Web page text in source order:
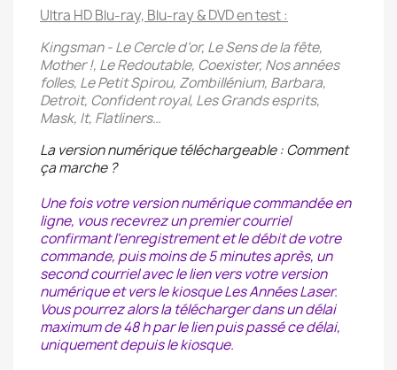
Ultra HD Blu-ray, Blu-ray & DVD en test :
Kingsman - Le Cercle d’or, Le Sens de la fête,
Mother !, Le Redoutable, Coexister, Nos années
folles, Le Petit Spirou, Zombillénium, Barbara,
Detroit, Confident royal, Les Grands esprits,
Mask, It, Flatliners…
La version numérique téléchargeable : Comment
ça marche ?
Une fois votre version numérique commandée en
ligne, vous recevrez un premier courriel
confirmant l'enregistrement et le débit de votre
commande, puis moins de 5 minutes après, un
second courriel avec le lien vers votre version
numérique et vers le kiosque Les Années Laser.
Vous pourrez alors la télécharger dans un délai
maximum de 48 h par le lien puis passé ce délai,
uniquement depuis le kiosque.